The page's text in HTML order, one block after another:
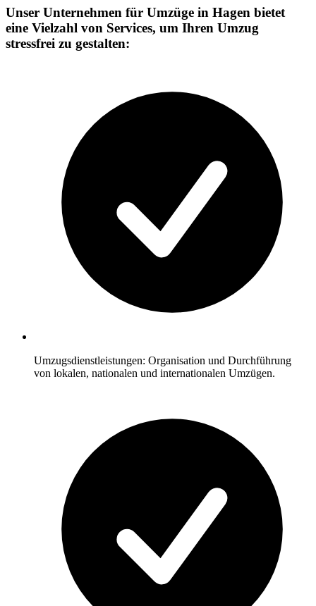
Unser Unternehmen für Umzüge in Hagen bietet
eine Vielzahl von Services, um Ihren Umzug
stressfrei zu gestalten:
Umzugsdienstleistungen: Organisation und Durchführung
von lokalen, nationalen und internationalen Umzügen.